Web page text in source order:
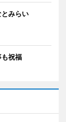
みらい
祝福